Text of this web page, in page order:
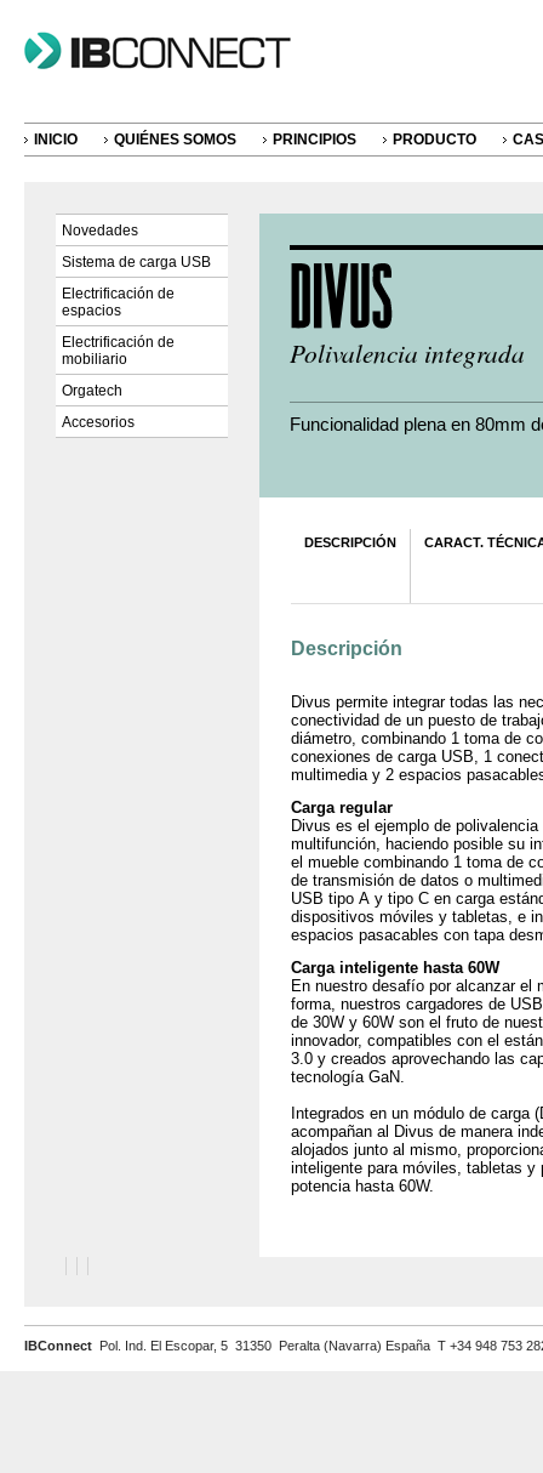
INICIO QUIÉNES SOMOS PRINCIPIOS PRODUCTO
Novedades
Sistema de carga USB
Electrificación de
espacios
Electrificación de
mobiliario
Orgatech
Accesorios
Polivalencia integrada
Funcionalidad plena en 80mm
Producto
DESCRIPCIÓN CARACT.
Descripción
Divus permite integrar todas las
conectividad de un puesto de
diámetro, combinando 1 toma de
conexiones de carga USB, 1
multimedia y 2 espacios
Carga regular
Divus es el ejemplo de
multifunción, haciendo posible su
el mueble combinando 1 toma de
de transmisión de datos o
USB tipo A y tipo C en carga
dispositivos móviles y tabletas, e
espacios pasacables con tapa
Carga inteligente hasta 60W
En nuestro desafío por alcanzar el
forma, nuestros cargadores de
de 30W y 60W son el fruto de
innovador, compatibles con el
3.0 y creados aprovechando las
tecnología GaN.
Integrados en un módulo de carga
acompañan al Divus de manera
alojados junto al mismo,
inteligente para móviles, tabletas y
potencia hasta 60W.
IBConnect Pol. Ind. El Escopar, 5 31350 Peralta (Navarra) España T +34 948 753